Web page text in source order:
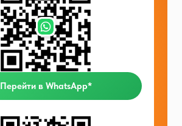
Перейти в WhatsApp*